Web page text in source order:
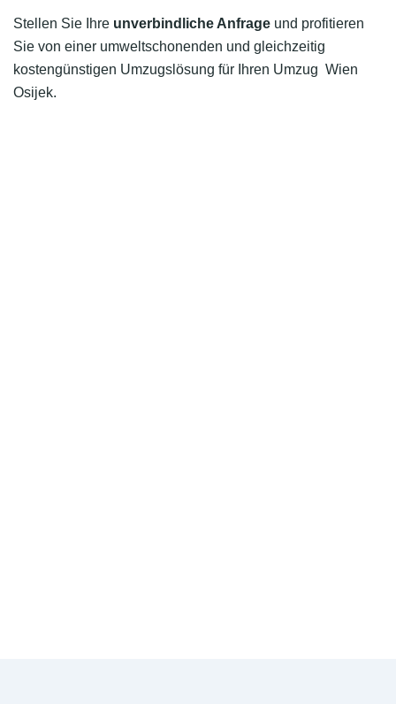
Stellen Sie Ihre unverbindliche Anfrage und profitieren
Sie von einer umweltschonenden und gleichzeitig
kostengünstigen Umzugslösung für Ihren Umzug Wien
Osijek.